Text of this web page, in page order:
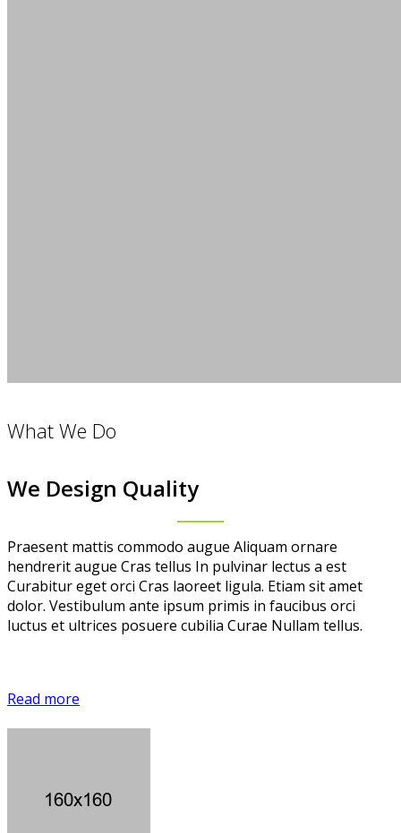
What We Do
We Design Quality
Praesent mattis commodo augue Aliquam ornare
hendrerit augue Cras tellus In pulvinar lectus a est
Curabitur eget orci Cras laoreet ligula. Etiam sit amet
dolor. Vestibulum ante ipsum primis in faucibus orci
luctus et ultrices posuere cubilia Curae Nullam tellus.
Read more